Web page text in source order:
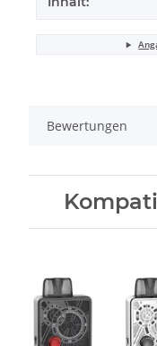
Bewertungen